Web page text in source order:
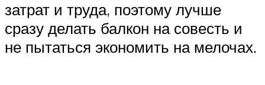
затрат и труда, поэтому лучше
сразу делать балкон на совесть и
не пытаться экономить на мелочах.